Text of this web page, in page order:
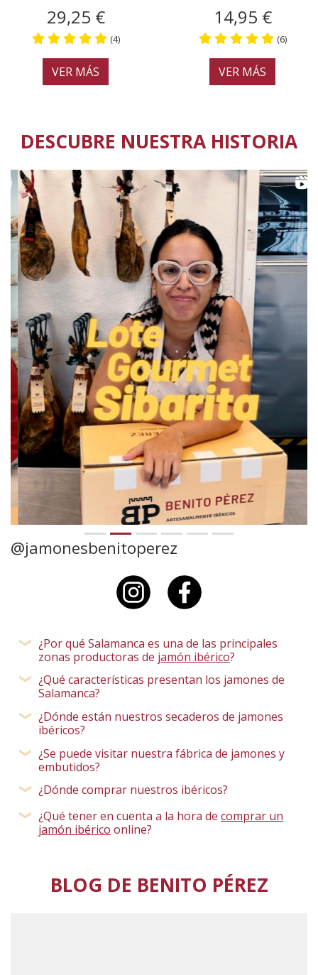
29,25 €
(4)
VER MÁS
14,95 €
(6)
VER MÁS
DESCUBRE NUESTRA HISTORIA
@jamonesbenitoperez
¿Por qué Salamanca es una de las principales
zonas productoras de jamón ibérico?
¿Qué características presentan los jamones de
Salamanca?
¿Dónde están nuestros secaderos de jamones
ibéricos?
¿Se puede visitar nuestra fábrica de jamones y
embutidos?
¿Dónde comprar nuestros ibéricos?
¿Qué tener en cuenta a la hora de comprar un
jamón ibérico online?
BLOG DE BENITO PÉREZ